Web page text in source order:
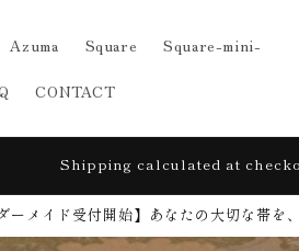
Azuma Square Square-mini-
CONTACT
Shipping calculated at
ーメイド受付開始】​あなたの大切な帯を